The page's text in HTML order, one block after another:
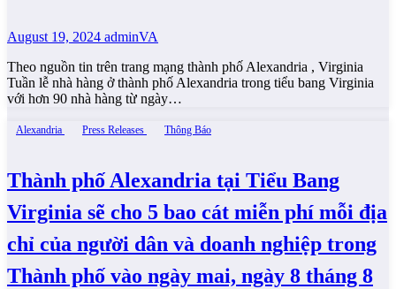
August 19, 2024 adminVA
Theo nguồn tin trên trang mạng thành phố Alexandria , Virginia
Tuần lễ nhà hàng ở thành phố Alexandria trong tiểu bang Virginia
với hơn 90 nhà hàng từ ngày…
Alexandria Press Releases Thông Báo
Thành phố Alexandria tại Tiểu Bang
Virginia sẽ cho 5 bao cát miễn phí mỗi địa
chỉ của người dân và doanh nghiệp trong
Thành phố vào ngày mai, ngày 8 tháng 8